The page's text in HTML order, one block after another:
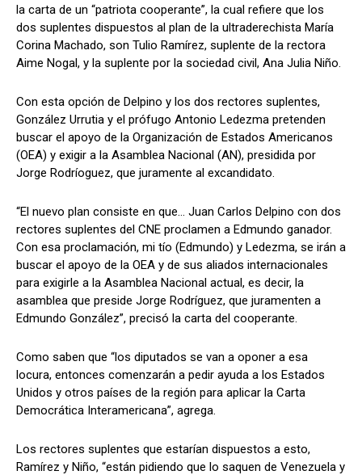
la carta de un “patriota cooperante”, la cual refiere que los
dos suplentes dispuestos al plan de la ultraderechista María
Corina Machado, son Tulio Ramírez, suplente de la rectora
Aime Nogal, y la suplente por la sociedad civil, Ana Julia Niño.
Con esta opción de Delpino y los dos rectores suplentes,
González Urrutia y el prófugo Antonio Ledezma pretenden
buscar el apoyo de la Organización de Estados Americanos
(OEA) y exigir a la Asamblea Nacional (AN), presidida por
Jorge Rodríoguez, que juramente al excandidato.
“El nuevo plan consiste en que… Juan Carlos Delpino con dos
rectores suplentes del CNE proclamen a Edmundo ganador.
Con esa proclamación, mi tío (Edmundo) y Ledezma, se irán a
buscar el apoyo de la OEA y de sus aliados internacionales
para exigirle a la Asamblea Nacional actual, es decir, la
asamblea que preside Jorge Rodríguez, que juramenten a
Edmundo González”, precisó la carta del cooperante.
Como saben que “los diputados se van a oponer a esa
locura, entonces comenzarán a pedir ayuda a los Estados
Unidos y otros países de la región para aplicar la Carta
Democrática Interamericana”, agrega.
Los rectores suplentes que estarían dispuestos a esto,
Ramírez y Niño, “están pidiendo que lo saquen de Venezuela y